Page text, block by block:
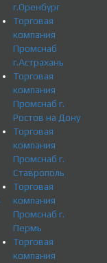
г.Оренбург
Торговая
компания
Промснаб
г.Астрахань
Торговая
компания
Промснаб г.
Ростов на Дону
Торговая
компания
Промснаб г.
Ставрополь
Торговая
компания
Промснаб г.
Пермь
Торговая
компания